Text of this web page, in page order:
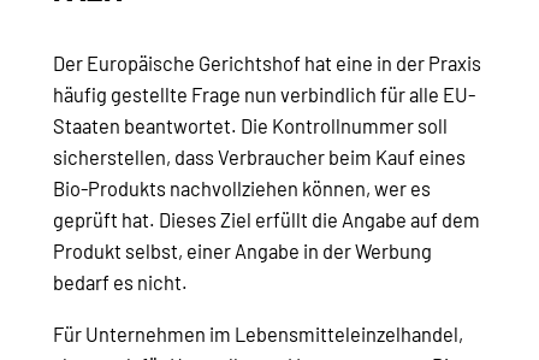
Der Europäische Gerichtshof hat eine in der Praxis
häufig gestellte Frage nun verbindlich für alle EU-
Staaten beantwortet. Die Kontrollnummer soll
sicherstellen, dass Verbraucher beim Kauf eines
Bio-Produkts nachvollziehen können, wer es
geprüft hat. Dieses Ziel erfüllt die Angabe auf dem
Produkt selbst, einer Angabe in der Werbung
bedarf es nicht.
Für Unternehmen im Lebensmitteleinzelhandel,